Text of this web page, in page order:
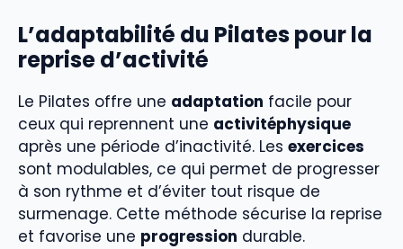
L’adaptabilité du Pilates pour la
reprise d’activité
Le Pilates offre une adaptation facile pour
ceux qui reprennent une activitéphysique
après une période d’inactivité. Les exercices
sont modulables, ce qui permet de progresser
à son rythme et d’éviter tout risque de
surmenage. Cette méthode sécurise la reprise
et favorise une progression durable.